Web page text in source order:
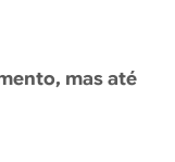
mas até